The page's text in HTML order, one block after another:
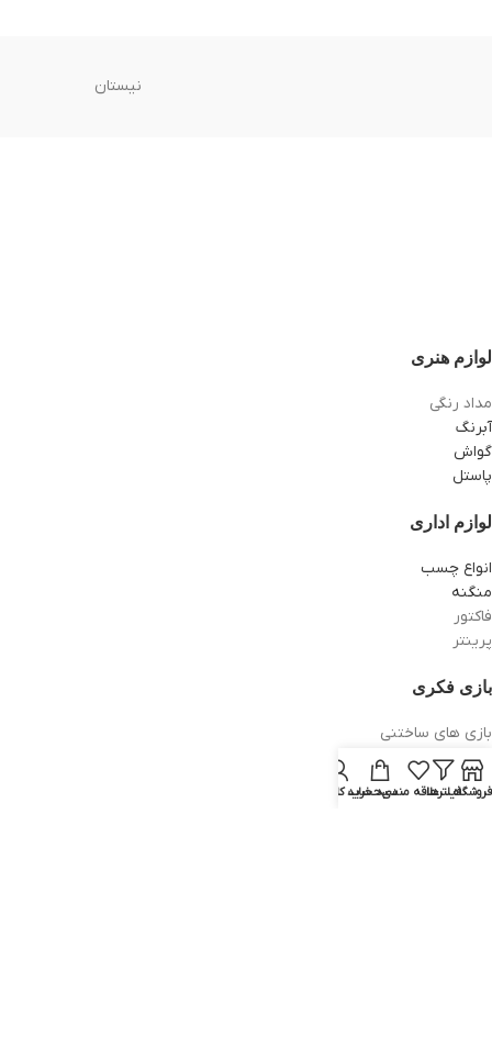
نیستان
لوازم هنری
مداد رنگی
آبرنگ
گواش
پاستل
لوازم اداری
انواع چسب
منگنه
فاکتور
پرینتر
بازی فکری
بازی های ساختنی
دخترانه
پسرانه
آموزشی
فروشگاهفیلترهاعلاقه مندیسبد خرید
حساب کاربری من